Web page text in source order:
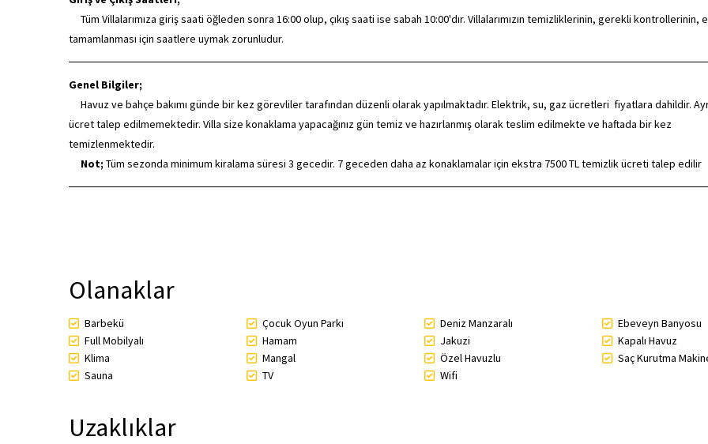
Tüm Villalarımıza giriş saati öğleden sonra 16:00 olup, çıkış saati ise sabah 10:00'dır. Villalarımızın temizliklerinin, gerekli kontrollerinin,
tamamlanması için saatlere uymak zorunludur.
Genel Bilgiler;
Havuz ve bahçe bakımı günde bir kez görevliler tarafından düzenli olarak yapılmaktadır. Elektrik, su, gaz ücretleri fiyatlara dahildir.
ücret talep edilmemektedir. Villa size konaklama yapacağınız gün temiz ve hazırlanmış olarak teslim edilmekte ve haftada bir kez
temizlenmektedir.
Not; Tüm sezonda minimum kiralama süresi 3 gecedir. 7 geceden daha az konaklamalar için ekstra 7500 TL temizlik ücreti talep edilir
Olanaklar
Barbekü Çocuk Oyun Parkı Deniz Manzaralı
Ebeveyn Banyosu
Full Mobilyalı
Hamam Jakuzi
Kapalı Havuz
Klima
Mangal Özel Havuzlu
Saç Kurutma
Sauna
TV Wifi
Uzaklıklar